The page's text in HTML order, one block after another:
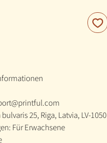
25, Riga, Latvia, LV-1050
Für Erwachsene